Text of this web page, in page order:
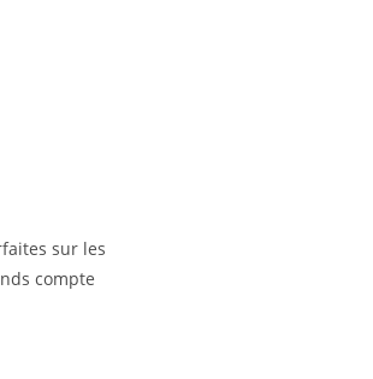
sur les
compte